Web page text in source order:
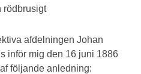
rödbrusigt
afdelningen Johan
inför mig den 16 juni 1886
följande anledning: